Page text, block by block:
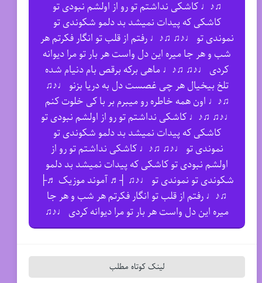
♫♪♩ کاشکی نداشتم تو رو از اولشم نبودی تو
کاشکی که پیدات نمیشد بد دلمو شکوندی تو
نموندی تو ♩♪♫ ♫♪♩ رفتم از قلب تو انگار فکرتم هر
شب و هر جا میره این دل واست هر بار تو مرا دیوانه
کردی ♩♪♫ ♫♪♩ ماهی برکه برقص بام دنیام شده
تلخ بیخیال هر چی غصست دل به دریا بزنو ♩♪♫
♫♪♩ اون همه خاطره رو میبرم بر با کی خلوت کنم
♩♪♫ ♫♪♩ کاشکی نداشتم تو رو از اولشم نبودی تو
کاشکی که پیدات نمیشد بد دلمو شکوندی تو
نموندی تو ♩♪♫ ♫♪♩ کاشکی نداشتم تو رو از
اولشم نبودی تو کاشکی که پیدات نمیشد بد دلمو
شکوندی تو نموندی تو ♩♪♫ ┤♬ آموند موزیک ♬├
♫♪♩ رفتم از قلب تو انگار فکرتم هر شب و هر جا
میره این دل واست هر بار تو مرا دیوانه کردی ♩♪♫
لینک کوتاه مطلب